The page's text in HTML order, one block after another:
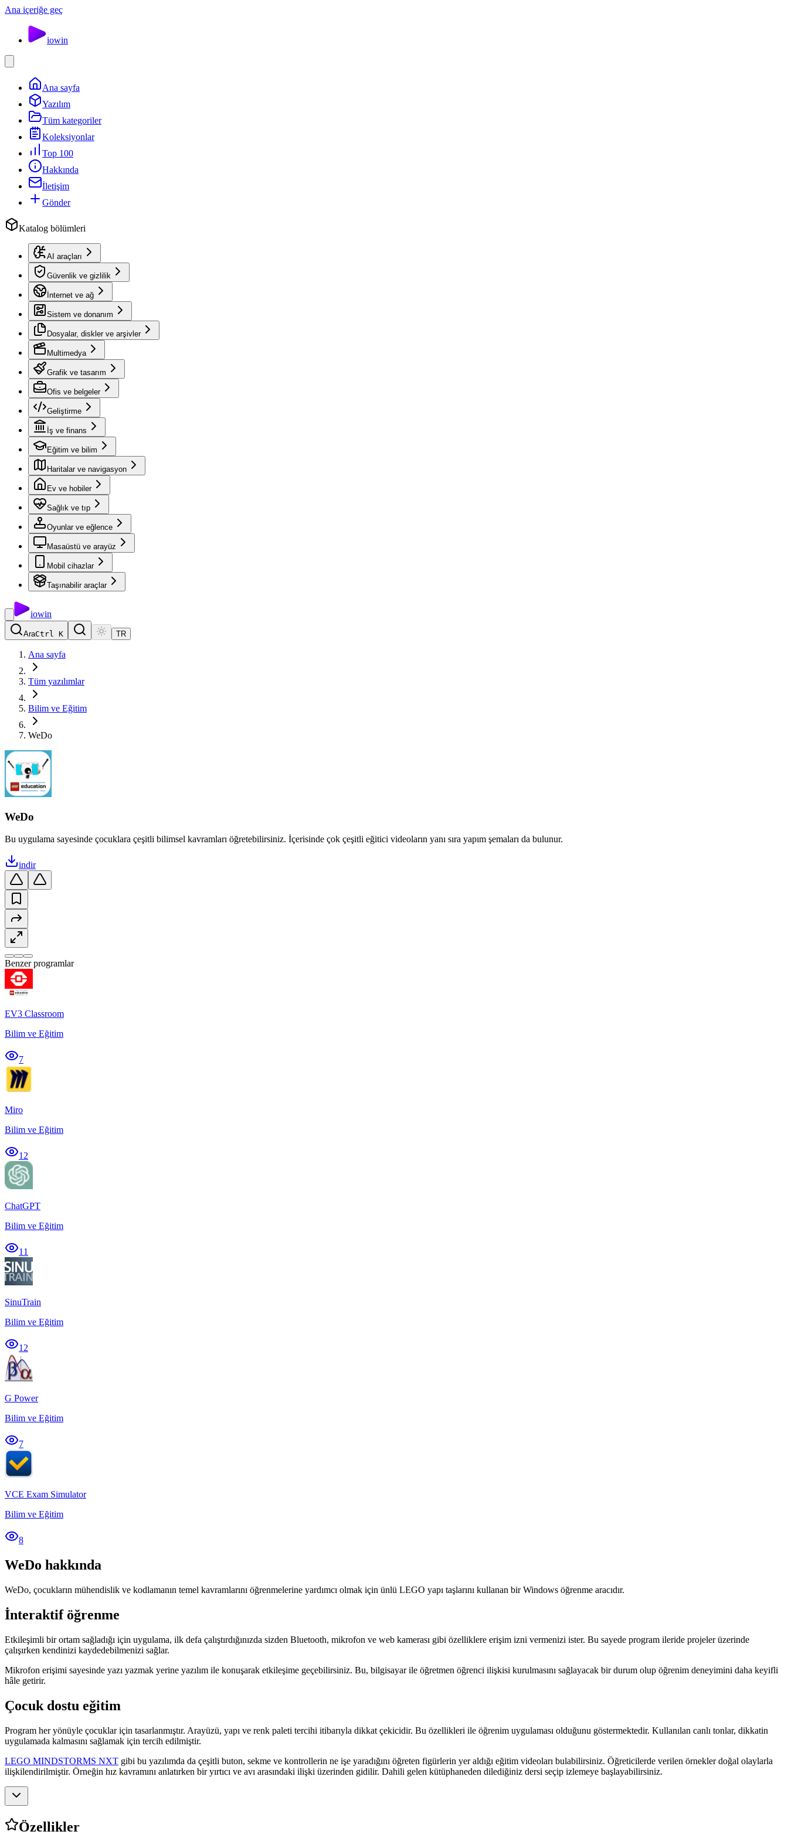
Ana içeriğe geç
iowin
Ana sayfa
Yazılım
Tüm kategoriler
Koleksiyonlar
Top 100
Hakkında
İletişim
Gönder
Katalog bölümleri
AI araçları
Güvenlik ve gizlilik
İnternet ve ağ
Sistem ve donanım
Dosyalar, diskler ve arşivler
Multimedya
Grafik ve tasarım
Ofis ve belgeler
Geliştirme
İş ve finans
Eğitim ve bilim
Haritalar ve navigasyon
Ev ve hobiler
Sağlık ve tıp
Oyunlar ve eğlence
Masaüstü ve arayüz
Mobil cihazlar
Taşınabilir araçlar
iowin
AraCtrl K TR
Ana sayfa
Tüm yazılımlar
Bilim ve Eğitim
WeDo
WeDo
Bu uygulama sayesinde çocuklara çeşitli bilimsel kavramları öğretebilirsiniz. İçerisinde çok çeşitli eğitici videoların yanı sıra yapım şemaları da bulunur.
indir
Benzer programlar
EV3 Classroom
Bilim ve Eğitim
7
Miro
Bilim ve Eğitim
12
ChatGPT
Bilim ve Eğitim
11
SinuTrain
Bilim ve Eğitim
12
G Power
Bilim ve Eğitim
7
VCE Exam Simulator
Bilim ve Eğitim
8
WeDo hakkında
WeDo, çocukların mühendislik ve kodlamanın temel kavramlarını öğrenmelerine yardımcı olmak için ünlü LEGO yapı taşlarını kullanan bir Windows öğrenme aracıdır.
İnteraktif öğrenme
Etkileşimli bir ortam sağladığı için uygulama, ilk defa çalıştırdığınızda sizden Bluetooth, mikrofon ve web kamerası gibi özelliklere erişim izni vermenizi ister. Bu sayede program ileride projeler üzerinde
çalışırken kendinizi kaydedebilmenizi sağlar.
Mikrofon erişimi sayesinde yazı yazmak yerine yazılım ile konuşarak etkileşime geçebilirsiniz. Bu, bilgisayar ile öğretmen öğrenci ilişkisi kurulmasını sağlayacak bir durum olup öğrenim deneyimini daha keyifli
hâle getirir.
Çocuk dostu eğitim
Program her yönüyle çocuklar için tasarlanmıştır. Arayüzü, yapı ve renk paleti tercihi itibarıyla dikkat çekicidir. Bu özellikleri ile öğrenim uygulaması olduğunu göstermektedir. Kullanılan canlı tonlar, dikkatin
uygulamada kalmasını sağlamak için tercih edilmiştir.
LEGO MINDSTORMS NXT gibi bu yazılımda da çeşitli buton, sekme ve kontrollerin ne işe yaradığını öğreten figürlerin yer aldığı eğitim videoları bulabilirsiniz. Öğreticilerde verilen örnekler doğal olaylarla
ilişkilendirilmiştir. Örneğin hız kavramını anlatırken bir yırtıcı ve avı arasındaki ilişki üzerinden gidilir. Dahili gelen kütüphaneden dilediğiniz dersi seçip izlemeye başlayabilirsiniz.
Özellikler